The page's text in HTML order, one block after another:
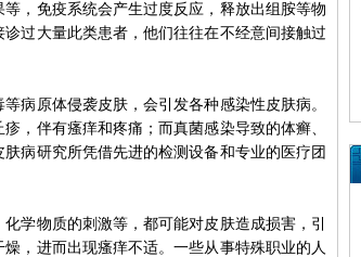
，免疫系统会产生过度反应，释放出组胺等物
过大量此类患者，他们往往在不经意间接触过
原体侵袭皮肤，会引发各种感染性皮肤病。
，伴有瘙痒和疼痛；而真菌感染导致的体癣、
病研究所凭借先进的检测设备和专业的医疗团
物质的刺激等，都可能对皮肤造成损害，引
，进而出现瘙痒不适。一些从事特殊职业的人